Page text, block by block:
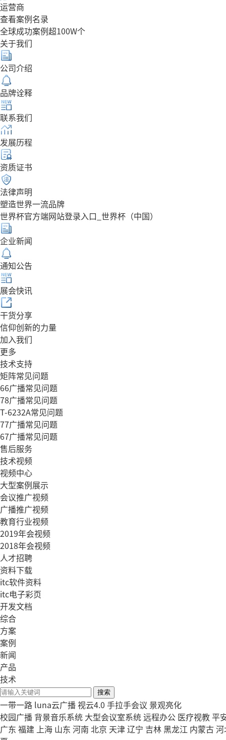
运营商
查看案例名录
全球成功案例超100W个
关于我们
公司介绍
品牌诠释
联系我们
发展历程
资质证书
法律声明
塑造世界一流品牌
世界杯官方端网站登录入口_世界杯（中国）
企业新闻
通知公告
展会快讯
干货分享
信仰创新的力量
加入我们
更多
技术支持
矩阵常见问题
66广播常见问题
78广播常见问题
T-6232A常见问题
77广播常见问题
67广播常见问题
售后服务
技术视频
视频中心
大型案例展示
会议推广视频
广播推广视频
教育行业视频
2019年会视频
2018年会视频
人才招聘
资料下载
itc软件资料
itc电子彩页
开发文档
综合
方案
案例
新闻
产品
技术
搜索
一带一路 luna云广播 视云4.0 手拉手会议 景观亮化
校园广播 背景音乐系统 大型会议室系统远程办公 医疗视教平
广东 福建 上海 山东 河南 北京 天津辽宁 吉林黑龙江 内蒙古